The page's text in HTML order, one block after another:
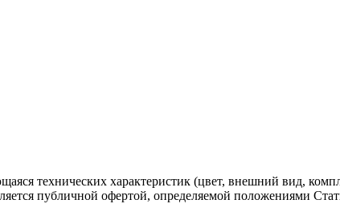
технических характеристик (цвет, внешний вид,
публичной офертой, определяемой положениями